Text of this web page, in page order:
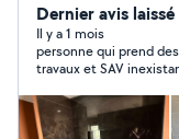
Dernier avis
Il y a 1 mois
personne qui prend
travaux et SAV